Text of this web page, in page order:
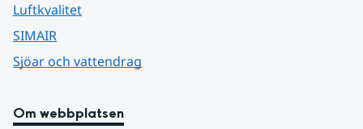
Luftkvalitet
SIMAIR
Sjöar och vattendrag
Om webbplatsen